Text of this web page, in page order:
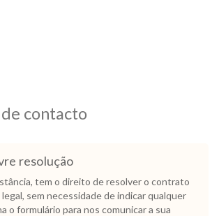
contacto
resolução
tem o direito de resolver o contrato
sem necessidade de indicar qualquer
o formulário para nos comunicar a sua